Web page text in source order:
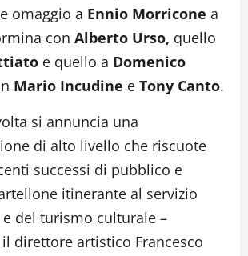
omaggio a Ennio Morricone a
con Alberto Urso, quello
e quello a Domenico
Mario Incudine e Tony Canto.
si annuncia una
di alto livello che riscuote
successi di pubblico e
itinerante al servizio
del turismo culturale –
direttore artistico Francesco